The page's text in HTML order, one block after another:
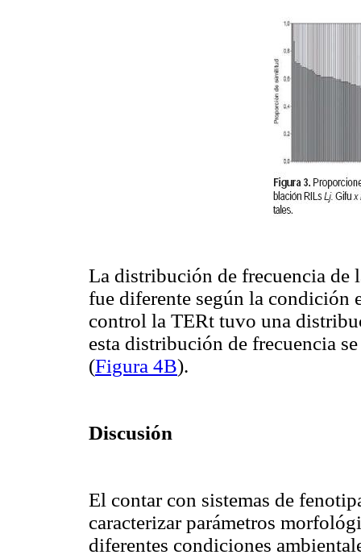
La distribución de frecuencia de
fue diferente según la condición
control la TERt tuvo una
esta distribución de frecuencia
(Figura 4B).
Discusión
El contar con sistemas de
caracterizar parámetros
diferentes condiciones